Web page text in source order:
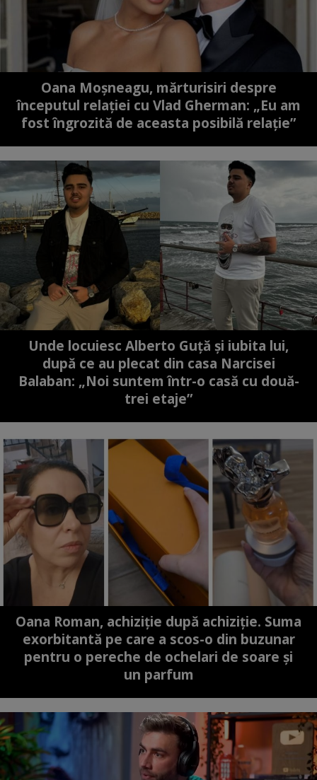
Oana Moșneagu, mărturisiri despre
începutul relației cu Vlad Gherman: „Eu am
fost îngrozită de aceasta posibilă relație”
Unde locuiesc Alberto Guță și iubita lui,
după ce au plecat din casa Narcisei
Balaban: „Noi suntem într-o casă cu două-
trei etaje”
Oana Roman, achiziție după achiziție. Suma
exorbitantă pe care a scos-o din buzunar
pentru o pereche de ochelari de soare și
un parfum